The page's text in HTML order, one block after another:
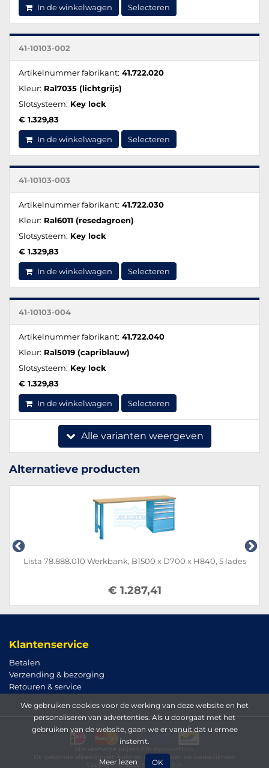
In de winkelwagen Selecteren
41-10103-002
Artikelnummer fabrikant: 41.722.020
Kleur: Ral7035 (lichtgrijs)
Slotsysteem: Key lock
€ 1.329,83
In de winkelwagen Selecteren
41-10103-003
Artikelnummer fabrikant: 41.722.030
Kleur: Ral6011 (resedagroen)
Slotsysteem: Key lock
€ 1.329,83
In de winkelwagen Selecteren
41-10103-004
Artikelnummer fabrikant: 41.722.040
Kleur: Ral5019 (capriblauw)
Slotsysteem: Key lock
€ 1.329,83
In de winkelwagen Selecteren
Alle varianten weergeven
Alternatieve producten
Lista 78.888.010 Werkbank, B1500 x D700 x H840, 5 lades
€ 1.287,41
Klantenservice
Betalen
Verzending & bezorging
Retouren & service
Alle vermelde prijzen zijn exclusief btw.
De getoonde afbeeldingen kunnen afwijken van de werkelijkheid.
Copyright © 2026 Magema B.V.
We gebruiken cookies voor de werking van deze website en het
personaliseren van advertenties. Als u doorgaat met het
gebruiken van de website, gaan we er vanuit dat u ermee
instemt.
Meer lezen OK